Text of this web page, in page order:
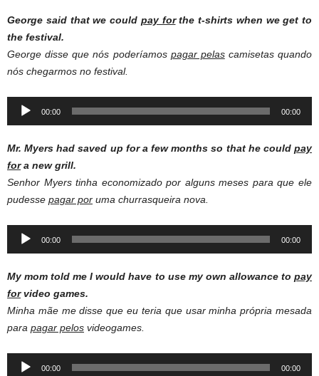
George said that we could pay forthe t-shirts when we get to
the festival.
George disse que nós poderíamos pagar pelascamisetas quando
nós chegarmos no festival.
Audio
00:00 00:00
Mr. Myers had saved up for a few months so that he could pay
fora new grill.
Senhor Myers tinha economizado por alguns meses para que ele
pudesse pagar por uma churrasqueira nova.
Audio
00:00 00:00
My mom told me I would have to use my own allowance to pay
forvideo games.
Minha mãe me disse que eu teria que usar minha própria mesada
para pagar pelos videogames.
Audio
00:00 00:00